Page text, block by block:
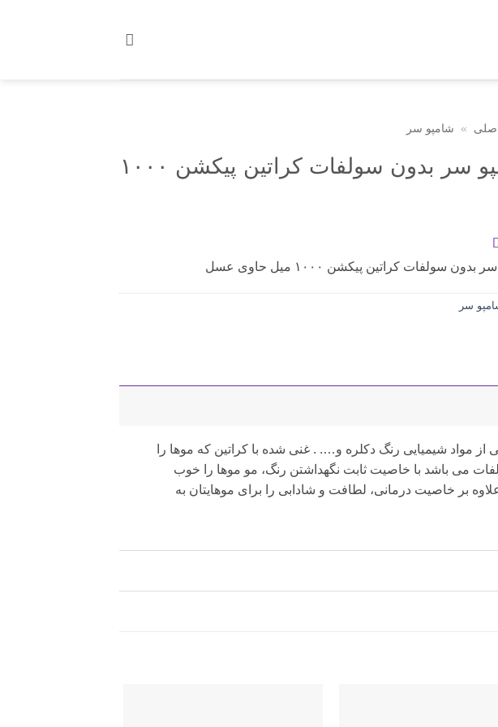
» شامپو سر
شامپو سر بدون سولفات کراتین پیکشن ۱۰۰۰
سولفات کراتین پیکشن ۱۰۰۰ میل حاوی عسل
سر
مواد شیمیایی رنگ دکلره و…. . غنی شده با کراتین که موها را
می باشد با خاصیت ثابت نگهداشتن رنگ، مو موها را خوب
بر خاصیت درمانی، لطافت و شادابی را برای موهایتان به